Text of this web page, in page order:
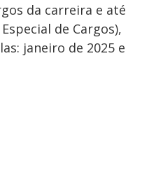
da carreira e até
de Cargos),
janeiro de 2025 e